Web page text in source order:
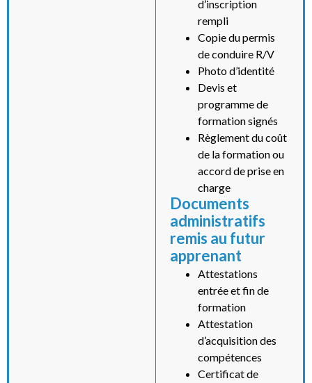
d’inscription
rempli
Copie du permis
de conduire R/V
Photo d’identité
Devis et
programme de
formation signés
Règlement du coût
de la formation ou
accord de prise en
charge
Documents
administratifs
remis au futur
apprenant
Attestations
entrée et fin de
formation
Attestation
d’acquisition des
compétences
Certificat de